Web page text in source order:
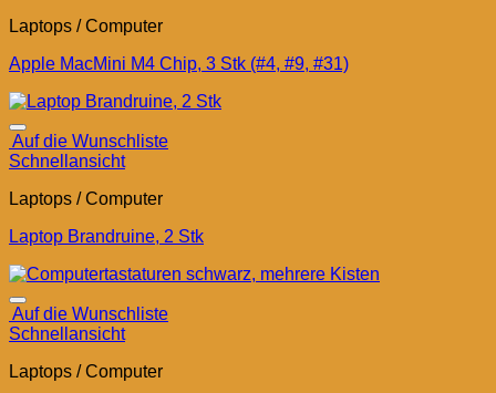
Laptops / Computer
Apple MacMini M4 Chip, 3 Stk (#4, #9, #31)
Auf die Wunschliste
Schnellansicht
Laptops / Computer
Laptop Brandruine, 2 Stk
Auf die Wunschliste
Schnellansicht
Laptops / Computer